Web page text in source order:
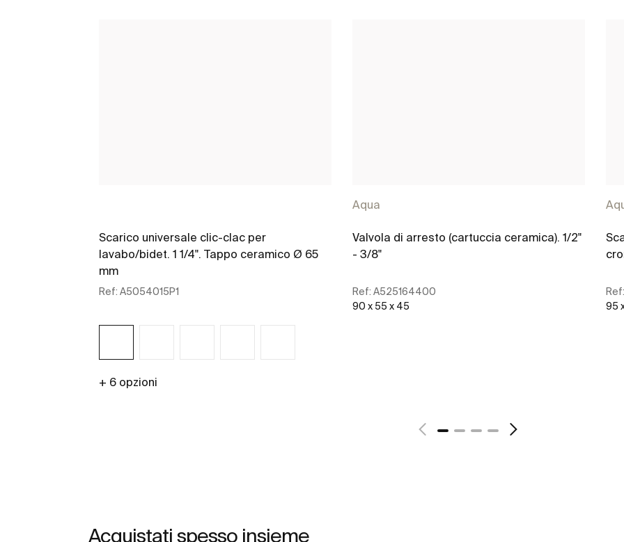
Scarico universale clic-clac per
lavabo/bidet. 1 1/4". Tappo ceramico Ø 65
mm
Ref: A5054015P1
+ 6 opzioni
Aqua
Valvola di arresto (cartuccia ceramica). 1/2"
- 3/8"
Ref: A525164400
90 x 55 x 45
Ref:
95
Acquistati spesso insieme